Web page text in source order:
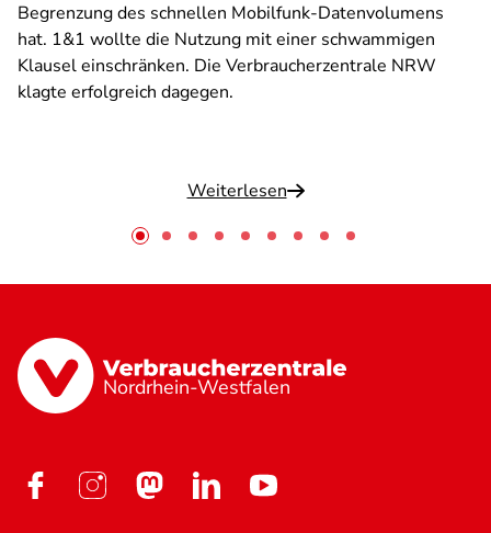
Begrenzung des schnellen Mobilfunk-Datenvolumens
hat. 1&1 wollte die Nutzung mit einer schwammigen
Klausel einschränken. Die Verbraucherzentrale NRW
klagte erfolgreich dagegen.
Weiterlesen
Nordrhein-Westfalen